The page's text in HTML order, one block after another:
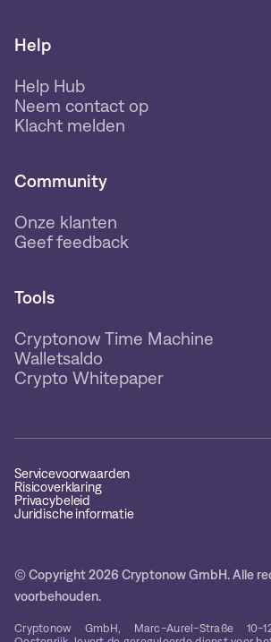
Help
Help Hub
Neem contact op
Klacht melden
Community
Onze klanten
Geef feedback
Tools
Cryptonow Time Machine
Walletsaldo
Crypto Whitepaper
Servicevoorwaarden
Risicoverklaring
Privacybeleid
Juridische informatie
© Copyright 2026 Cryptonow GmbH. Alle
voorbehouden.
Cryptonow GmbH, Marc-Aurel-Straße 10-